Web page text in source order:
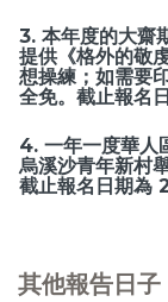
3. 本年度的大齋
提供《格外的敬
想操練；如需要
全免。截止報名
4. 一年一度華人
烏溪沙青年新村
截止報名日期為 2
其他報告日子